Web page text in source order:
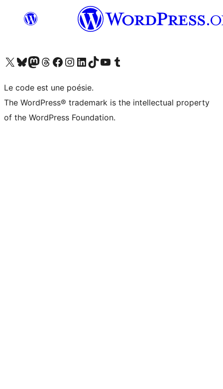
Visitez notre compte X (précédemment Twitter)
Visiter notre compte Bluesky
Visiter notre compte Mastodon
Visiter notre compte Threads
Consulter notre compte Facebook
Consulter notre compte Instagram
Consulter notre compte LinkedIn
Visiter notre compte TokTok
Visiter notre chaîne YouTube
Visiter notre compte Tumblr
Le code est une poésie.
The WordPress® trademark is the intellectual property
of the WordPress Foundation.